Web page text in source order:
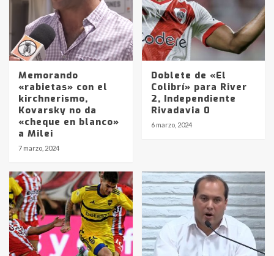
Memorando
«rabietas» con el
kirchnerismo,
Kovarsky no da
«cheque en blanco»
a Milei
7 marzo, 2024
Doblete de «El
Colibrí» para River
2, Independiente
Rivadavia 0
6 marzo, 2024
3
en la mañana del lunes
4
Accidente en Ruta 5: falleció un
joven de Trenque Lauquen